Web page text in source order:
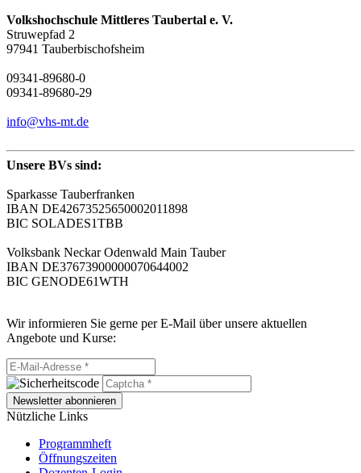
Volkshochschule Mittleres Taubertal e. V.
Struwepfad 2
97941 Tauberbischofsheim
09341-89680-0
09341-89680-29
info@vhs-mt.de
Unsere BVs sind:
Sparkasse Tauberfranken
IBAN DE42673525650002011898
BIC SOLADES1TBB
Volksbank Neckar Odenwald Main Tauber
IBAN DE37673900000070644002
BIC GENODE61WTH
Wir informieren Sie gerne per E-Mail über unsere aktuellen
Angebote und Kurse:
Newsletter abonnieren
Nützliche Links
Programmheft
Öffnungszeiten